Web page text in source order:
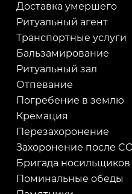
Доставка умершего
Ритуальный агент
Транспортные услуги
Бальзамирование
Ритуальный зал
Отпевание
Погребение в землю
Кремация
Перезахоронение
Захоронение после
Бригада носильщиков
Поминальные обеды